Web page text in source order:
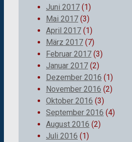
Juni 2017 (1)
Mai 2017 (3)
April 2017 (1)
März 2017 (7)
Februar 2017 (3)
Januar 2017 (2)
Dezember 2016 (1)
November 2016 (2)
Oktober 2016 (3)
September 2016 (4)
August 2016 (2)
Juli 2016 (1)